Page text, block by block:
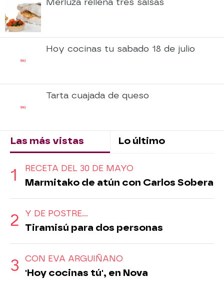
Hoy cocinas tu sabado 18 de julio
Tarta cuajada de queso
Las más vistas Lo último
RECETA DEL 30 DE MAYO
Marmitako de atún con Carlos Sobera
Y DE POSTRE...
Tiramisú para dos personas
CON EVA ARGUIÑANO
'Hoy cocinas tú', en Nova